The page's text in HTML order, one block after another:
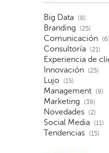
Big Data (8)
Branding (25)
Comunicación (6)
Consultoría (21)
Experiencia de
Innovación (25)
Lujo (15)
Management (9)
Marketing (39)
Novedades (2)
Social Media (11)
Tendencias (15)